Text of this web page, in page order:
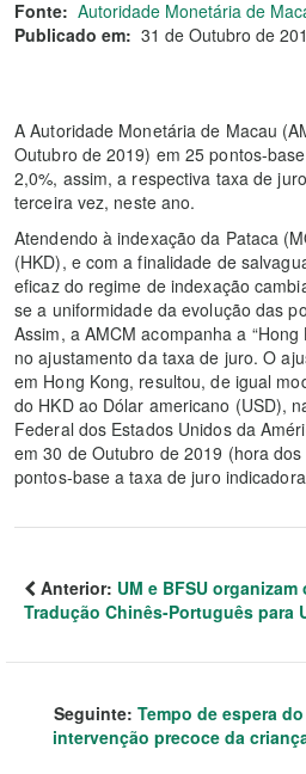
Fonte: Autoridade Monetária de
Publicado em: 31 de Outubro de
A Autoridade Monetária de Macau
Outubro de 2019) em 25 pontos-
2,0%, assim, a respectiva taxa de
terceira vez, neste ano.
Atendendo à indexação da Pataca
(HKD), e com a finalidade de
eficaz do regime de indexação
se a uniformidade da evolução das
Assim, a AMCM acompanha a
no ajustamento da taxa de juro. O
em Hong Kong, resultou, de igual
do HKD ao Dólar americano (USD),
Federal dos Estados Unidos da
em 30 de Outubro de 2019 (hora
pontos-base a taxa de juro
Anterior: UM e BFSU
Tradução Chinês-Português para
Seguinte: Tempo de espera
intervenção precoce da